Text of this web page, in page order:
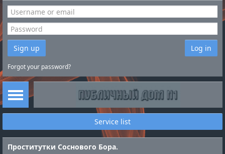
Sign up Log in
Forgot your password?
Service list
Проститутки Соснового Бора.